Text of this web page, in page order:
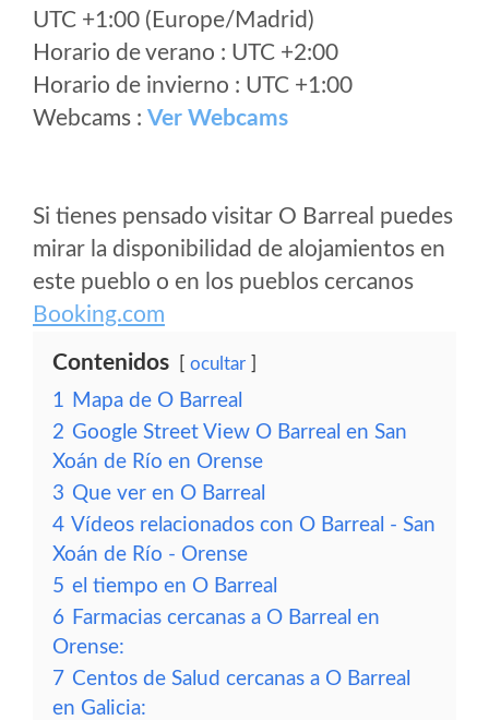
UTC +1:00 (Europe/Madrid)
Horario de verano : UTC +2:00
Horario de invierno : UTC +1:00
Webcams : Ver Webcams
Si tienes pensado visitar O Barreal puedes
mirar la disponibilidad de alojamientos en
este pueblo o en los pueblos cercanos
Booking.com
Contenidos ocultar
1 Mapa de O Barreal
2 Google Street View O Barreal en San
Xoán de Río en Orense
3 Que ver en O Barreal
4 Vídeos relacionados con O Barreal - San
Xoán de Río - Orense
5 el tiempo en O Barreal
6 Farmacias cercanas a O Barreal en
Orense:
7 Centos de Salud cercanas a O Barreal
en Galicia: